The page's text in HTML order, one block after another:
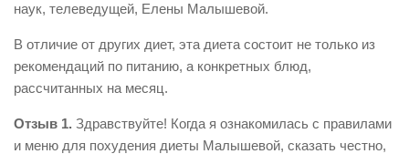
наук, телеведущей, Елены Малышевой.
В отличие от других диет, эта диета состоит не только из
рекомендаций по питанию, а конкретных блюд,
рассчитанных на месяц.
Отзыв 1. Здравствуйте! Когда я ознакомилась с правилами
и меню для похудения диеты Малышевой, сказать честно,